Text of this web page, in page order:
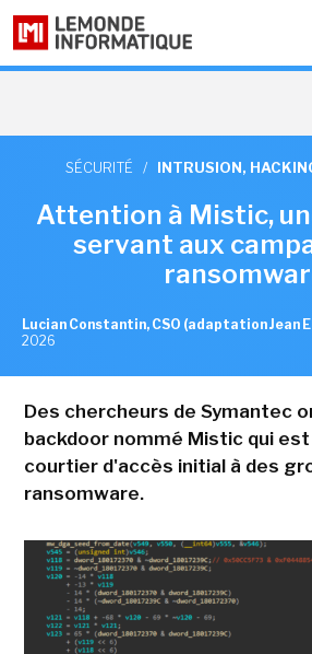
SÉCURITÉ / INTRUSION,
Attention à Mistic,
servant aux
Lucian Constantin, CSO (adaptation Jean
2026
Des chercheurs de Symantec
backdoor nommé Mistic qui est
courtier d'accès initial à des
ransomware.